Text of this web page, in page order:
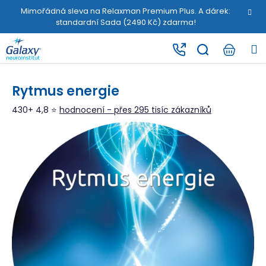
Mimořádná sleva na Relaxman Premium Plus. A dárek:
standardní Sada (2490 Kč) zdarma!
Rytmus energie
430+ 4,8 ⭐ hodnocení - přes 295 tisíc zákazníků
š
k C
p
o
e
t
e